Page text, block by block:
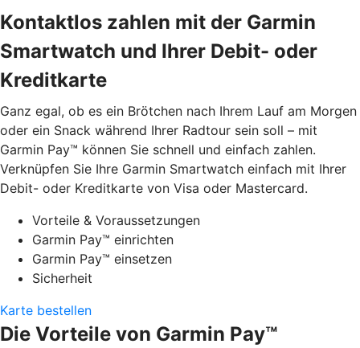
Kontaktlos zahlen mit der Garmin
Smartwatch und Ihrer Debit- oder
Kreditkarte
Ganz egal, ob es ein Brötchen nach Ihrem Lauf am Morgen
oder ein Snack während Ihrer Radtour sein soll – mit
Garmin Pay™ können Sie schnell und einfach zahlen.
Verknüpfen Sie Ihre Garmin Smartwatch einfach mit Ihrer
Debit- oder Kreditkarte von Visa oder Mastercard.
Vorteile & Voraussetzungen
Garmin Pay™ einrichten
Garmin Pay™ einsetzen
Sicherheit
Karte bestellen
Die Vorteile von Garmin Pay™